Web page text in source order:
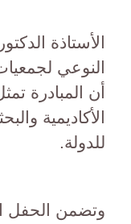
الأستاذة
النوعي
أن المبادرة
الأكاديمية
للدولة.
وتضمن الحفل